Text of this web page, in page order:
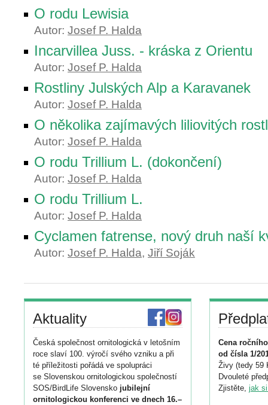
O rodu Lewisia
Autor: Josef P. Halda
Incarvillea Juss. - kráska z Orientu
Autor: Josef P. Halda
Rostliny Julských Alp a Karavanek
Autor: Josef P. Halda
O několika zajímavých liliovitých
Autor: Josef P. Halda
O rodu Trillium L. (dokončení)
Autor: Josef P. Halda
O rodu Trillium L.
Autor: Josef P. Halda
Cyclamen fatrense, nový druh naší
Autor: Josef P. Halda, Jiří Soják
Aktuality
Česká společnost ornitologická v letošním
roce slaví 100. výročí svého vzniku a při
té příležitosti pořádá ve spolupráci
se Slovenskou ornitologickou společností
SOS/BirdLife Slovensko jubilejní
ornitologickou konferenci ve dnech 16.–
Cena
od čísla 1/
Živy (tedy 59
Dvouleté
Zjistěte, jak